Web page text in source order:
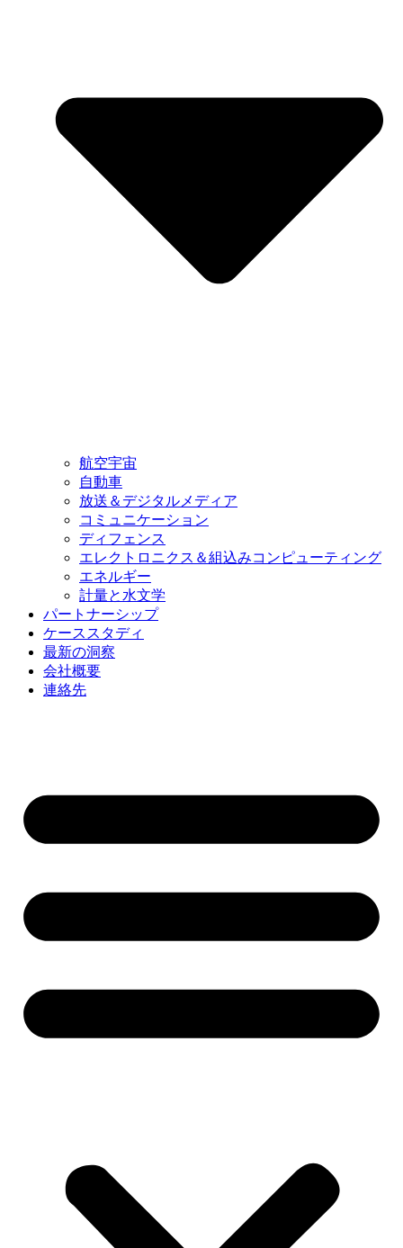
航空宇宙
自動車
放送＆デジタルメディア
コミュニケーション
ディフェンス
エレクトロニクス＆組込みコンピューティング
エネルギー
計量と水文学
パートナーシップ
ケーススタディ
最新の洞察
会社概要
連絡先